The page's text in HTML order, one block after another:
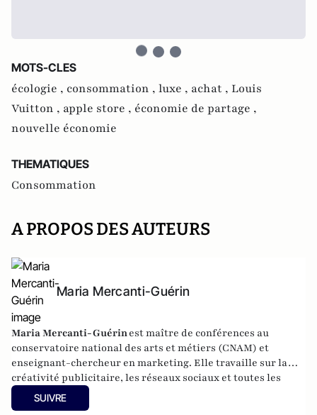
MOTS-CLES
écologie , consommation , luxe , achat , Louis
Vuitton , apple store , économie de partage ,
nouvelle économie
THEMATIQUES
Consommation
A PROPOS DES AUTEURS
Maria Mercanti-Guérin
Maria Mercanti-Guérinest maître de conférences au
conservatoire national des arts et métiers (CNAM) et
enseignant-chercheur en marketing. Elle travaille sur la
créativité publicitaire, les réseaux sociaux et toutes les
nouvelles formes de communication qui rapprochent les
consommateurs et les marques.
SUIVRE